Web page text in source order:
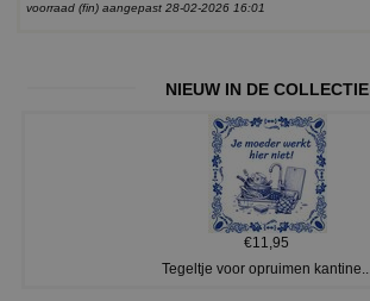
voorraad (fin) aangepast 28-02-2026 16:01
NIEUW IN DE COLLECTIE
€11,95
Tegeltje voor opruimen kantine...